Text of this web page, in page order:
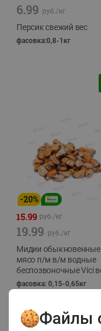
6.99 руб./кг
Персик свежий вес
фасовка:0,8-1кг
-20%
15.99 руб./кг
19.99 руб./кг
Мидии обыкновенные
мясо п/м в/м водные
беспозвоночные Vici
фасовка: 0,15-0,65кг
Файлы